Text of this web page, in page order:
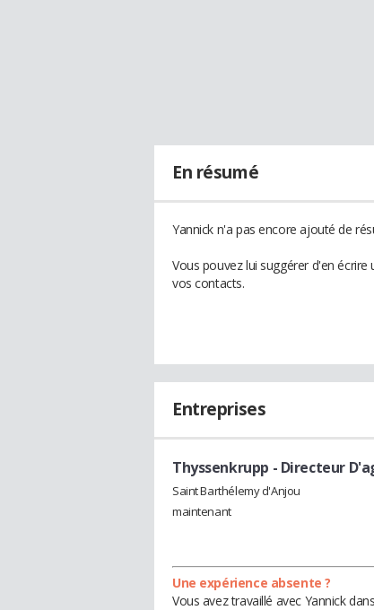
En résumé
Yannick n'a pas encore ajouté de
Vous pouvez lui suggérer d'en
vos contacts.
Entreprises
Thyssenkrupp - Directeur
Saint Barthélemy d'Anjou
maintenant
Une expérience absente ?
Vous avez travaillé avec Yannick